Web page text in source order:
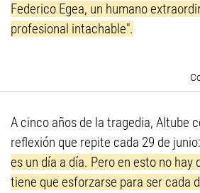
Federico Egea, un humano
profesional intachable".
A cinco años de la tragedia, Altube
reflexión que repite cada 29 de
es un día a día. Pero en esto no hay
tiene que esforzarse para ser cada